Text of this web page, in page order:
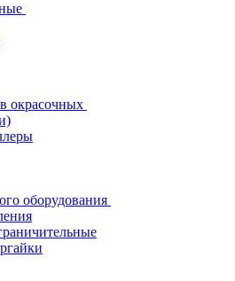
окрасочных
оборудования